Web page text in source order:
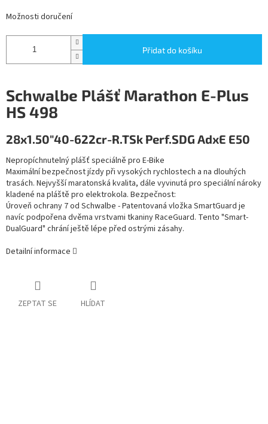
Možnosti doručení
Přidat do košíku
Schwalbe Plášť Marathon E-Plus
HS 498
28x1.50"40-622cr-R.TSk Perf.SDG AdxE E50
Nepropíchnutelný plášť speciálně pro E-Bike
Maximální bezpečnost jízdy při vysokých rychlostech a na dlouhých
trasách. Nejvyšší maratonská kvalita, dále vyvinutá pro speciální nároky
kladené na pláště pro elektrokola. Bezpečnost:
Úroveň ochrany 7 od Schwalbe - Patentovaná vložka SmartGuard je
navíc podpořena dvěma vrstvami tkaniny RaceGuard. Tento "Smart-
DualGuard" chrání ještě lépe před ostrými zásahy.
Detailní informace
ZEPTAT SE HLÍDAT